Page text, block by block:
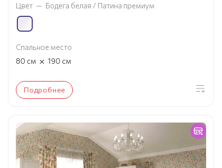
Цвет — Бодега белая / Патина премиум
Спальное место
80 см × 190 см
Подробнее